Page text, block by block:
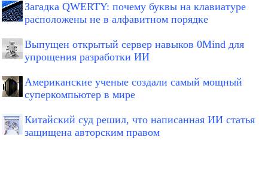
Загадка QWERTY: почему буквы на клавиатуре
расположены не в алфавитном порядке
Выпущен открытый сервер навыков 0Mind для
упрощения разработки ИИ
Американские ученые создали самый мощный
суперкомпьютер в мире
Китайский суд решил, что написанная ИИ статья
защищена авторским правом